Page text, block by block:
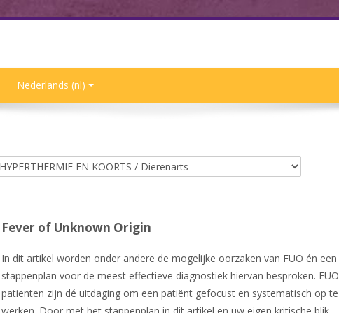
Nederlands ‎(nl)‎
Fever of Unknown Origin
In dit artikel worden onder andere de mogelijke oorzaken van FUO én een
stappenplan voor de meest effectieve diagnostiek hiervan besproken. FUO
patiënten zijn dé uitdaging om een patiënt gefocust en systematisch op te